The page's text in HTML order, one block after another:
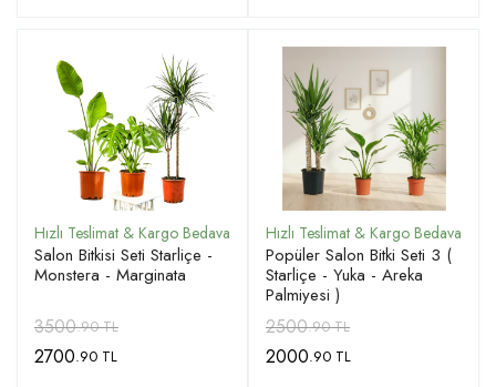
Salon Bitkisi Seti Starliçe -
Monstera - Marginata
3500.90 TL
2700.90 TL
Popüler Salon Bitki Seti 3 (
Starliçe - Yuka - Areka
Palmiyesi )
2500.90 TL
2000.90 TL